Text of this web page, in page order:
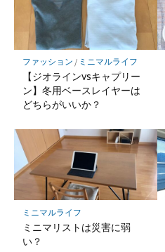
ファッション / ミニマルライフ
【ジオラインvsキャプリー
ン】冬用ベースレイヤーは
どちらがいいか？
ミニマルライフ
ミニマリストは災害に弱
い？